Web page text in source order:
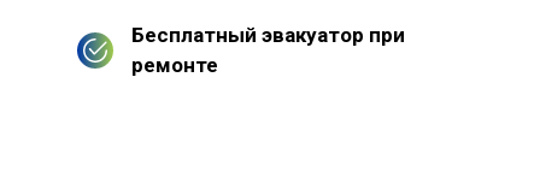
Бесплатный эвакуатор при
ремонте